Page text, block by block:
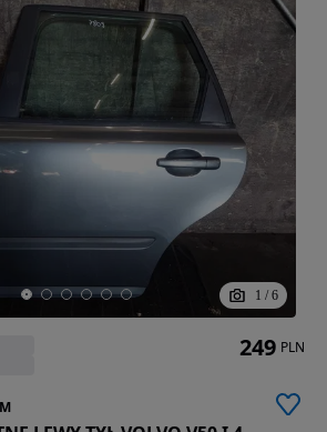
1 / 6
249 PLN